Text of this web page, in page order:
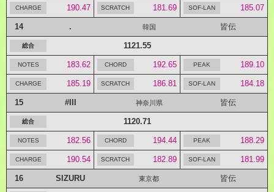
190.47 181.69 185.07
14 . 韓国 皆伝
1121.55
183.62 192.65 189.10
185.19 186.81 184.18
15 #III 神奈川県 皆伝
1120.71
182.56 194.44 188.29
190.54 182.89 181.99
16 SIZURU 東京都 皆伝